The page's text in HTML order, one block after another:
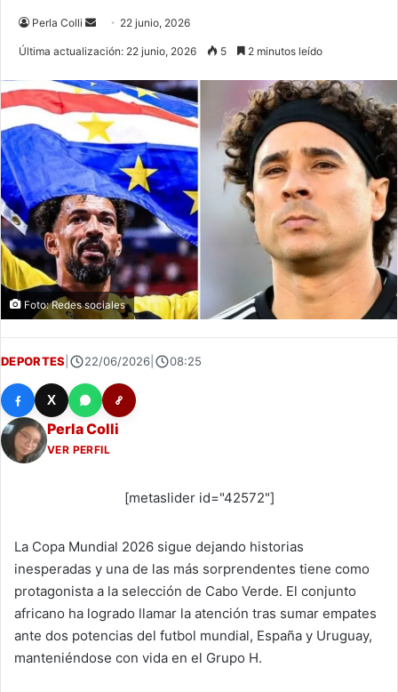
Perla Colli
Send 22 junio, 2026
Última actualización: 22 junio, 2026 5 2 minutos leído
Foto: Redes sociales
DEPORTES 22/06/2026 08:25
X
Perla Colli
VER PERFIL
[metaslider id="42572"]
La Copa Mundial 2026 sigue dejando historias
inesperadas y una de las más sorprendentes tiene como
protagonista a la selección de Cabo Verde. El conjunto
africano ha logrado llamar la atención tras sumar empates
ante dos potencias del futbol mundial, España y Uruguay,
manteniéndose con vida en el Grupo H.